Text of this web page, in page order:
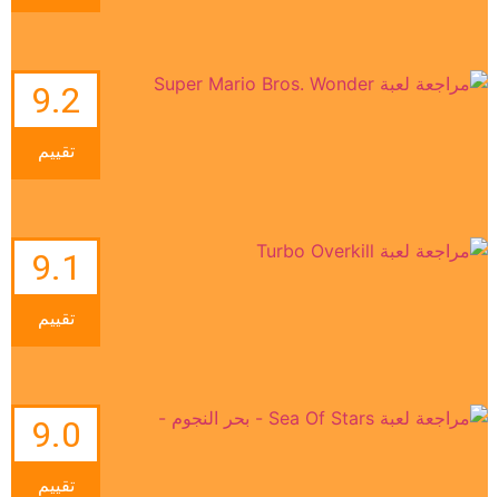
9.2
تقييم
9.1
تقييم
9.0
تقييم